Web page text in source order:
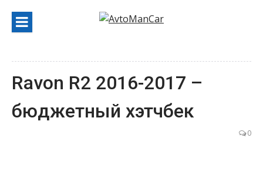
содержанию
Ravon R2 2016-2017 –
бюджетный хэтчбек
0